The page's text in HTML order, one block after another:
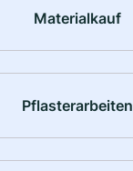
Materialkauf
Pflasterarbeiten